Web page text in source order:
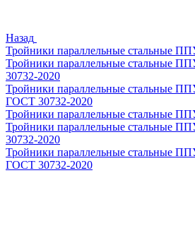
Назад
Тройники параллельные стальные
Тройники параллельные стальные
30732-2020
Тройники параллельные стальные
ГОСТ 30732-2020
Тройники параллельные стальные
Тройники параллельные стальные
30732-2020
Тройники параллельные стальные
ГОСТ 30732-2020